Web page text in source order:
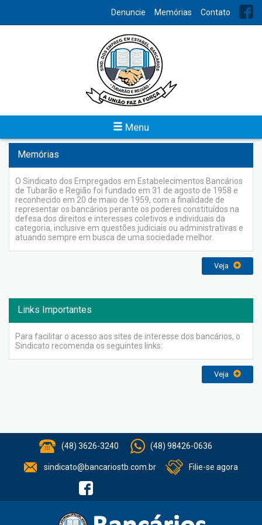
Denuncie Memórias Contato
Menu
Em notícias você terá um canal sempre atualizado com
informações de seu interesse.
Memórias
O Sindicato dos Empregados em Estabelecimentos Bancários
de Tubarão e Região foi fundado em 31 de agosto de 1958 e
reconhecido em 20 de maio de 1959, com a finalidade de
representar os bancários perante os poderes constituídos na
defesa dos direitos e interesses coletivos e individuais da
categoria, inclusive em questões judiciais ou administrativas e
atuando sempre em busca de uma sociedade melhor.
Veja
Links Importantes
Para facilitar o acesso aos sites de interesse dos bancários, o
Sindicato recomenda os seguintes links:
Veja
(48) 3626-3240 (48) 98426-0636
sindicato@bancariostb.com.br Filie-se agora